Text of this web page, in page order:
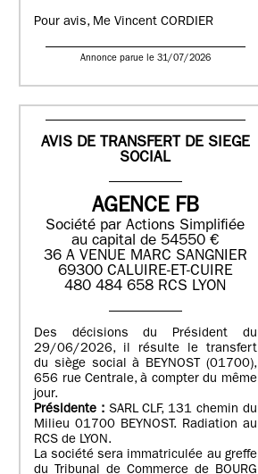
Pour avis, Me Vincent CORDIER
Annonce parue le 31/07/2026
AVIS DE TRANSFERT DE SIEGE
SOCIAL
AGENCE FB
Société par Actions Simplifiée
au capital de 54550 €
36 A VENUE MARC SANGNIER
69300 CALUIRE-ET-CUIRE
480 484 658 RCS LYON
Des décisions du Président du
29/06/2026, il résulte le transfert
du siège social à BEYNOST (01700),
656 rue Centrale, à compter du même
jour.
Présidente :SARL CLF, 131 chemin du
Milieu 01700 BEYNOST. Radiation au
RCS de LYON.
La société sera immatriculée au greffe
du Tribunal de Commerce de BOURG